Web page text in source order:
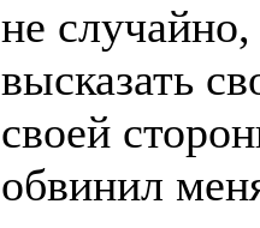
не
высказать
своей
обвинил